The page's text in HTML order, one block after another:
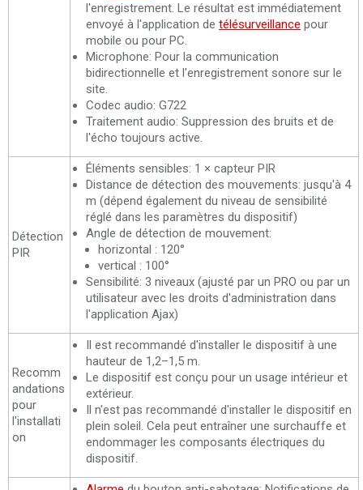
l'enregistrement. Le résultat est immédiatement
envoyé à l'application de télésurveillance pour
mobile ou pour PC.
Microphone: Pour la communication
bidirectionnelle et l'enregistrement sonore sur le
site.
Codec audio: G722
Traitement audio: Suppression des bruits et de
l'écho toujours active.
Détection
PIR
Éléments sensibles: 1 × capteur PIR
Distance de détection des mouvements: jusqu'à 4
m (dépend également du niveau de sensibilité
réglé dans les paramètres du dispositif)
Angle de détection de mouvement:
horizontal : 120°
vertical : 100°
Sensibilité: 3 niveaux (ajusté par un PRO ou par un
utilisateur avec les droits d'administration dans
l'application Ajax)
Recomm
andations
pour
l'installati
on
Il est recommandé d'installer le dispositif à une
hauteur de 1,2–1,5 m.
Le dispositif est conçu pour un usage intérieur et
extérieur.
Il n'est pas recommandé d'installer le dispositif en
plein soleil. Cela peut entraîner une surchauffe et
endommager les composants électriques du
dispositif.